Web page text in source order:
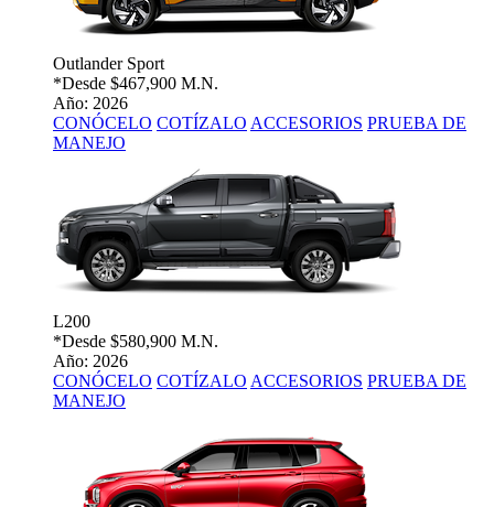
Outlander Sport
*Desde $467,900 M.N.
Año: 2026
CONÓCELO COTÍZALO ACCESORIOS PRUEBA DE
MANEJO
L200
*Desde $580,900 M.N.
Año: 2026
CONÓCELO COTÍZALO ACCESORIOS PRUEBA DE
MANEJO